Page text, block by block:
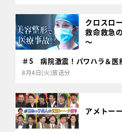
クロスロ
救命救急
～
＃5 病院激震！パワハラ＆医
8月4日(火)放送分
アメトー